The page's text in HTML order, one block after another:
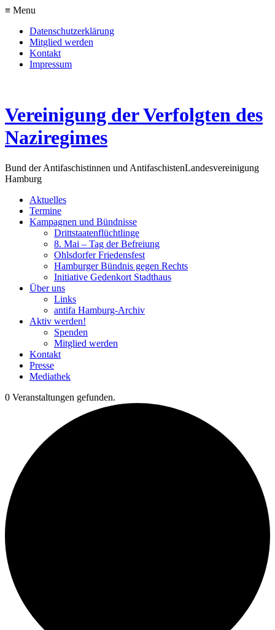
≡ Menu
Datenschutzerklärung
Mitglied werden
Kontakt
Impressum
Vereinigung der Verfolgten des
Naziregimes
Bund der Antifaschistinnen und AntifaschistenLandesvereinigung
Hamburg
Aktuelles
Termine
Kampagnen und Bündnisse
Drittstaatenflüchtlinge
8. Mai – Tag der Befreiung
Ohlsdorfer Friedensfest
Hamburger Bündnis gegen Rechts
Initiative Gedenkort Stadthaus
Über uns
Links
antifa Hamburg-Archiv
Aktiv werden!
Spenden
Mitglied werden
Kontakt
Presse
Mediathek
0 Veranstaltungen gefunden.